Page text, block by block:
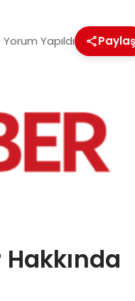
Yorum Yapıldı Paylaş